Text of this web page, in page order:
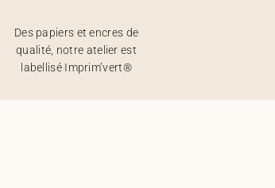
Des papiers et encres de
qualité, notre atelier est
labellisé Imprim’vert®